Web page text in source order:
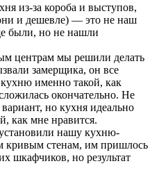
из-за короба и выступов,
и дешевле) — это не наш
были, но не нашли
центрам мы решили делать
замерщика, он все
именно такой, как
окончательно. Не
но кухня идеально
как мне нравится.
нашу кухню-
кривым стенам, им пришлось
шкафчиков, но результат